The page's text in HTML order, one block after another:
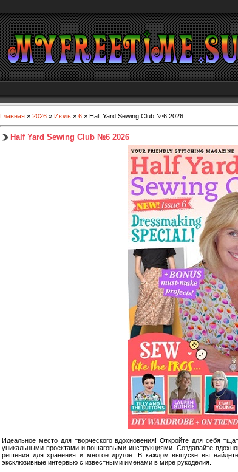
Главная » 2026 » Июль » 6 » Half Yard Sewing Club №6 2026
Half Yard Sewing Club №6 2026
Идеальное место для творческого вдохновения! Откройте для себя
уникальными проектами и пошаговыми инструкциями. Создавайте
решения для хранения и многое другое. В каждом выпуске вы
эксклюзивные интервью с известными именами в мире рукоделия.